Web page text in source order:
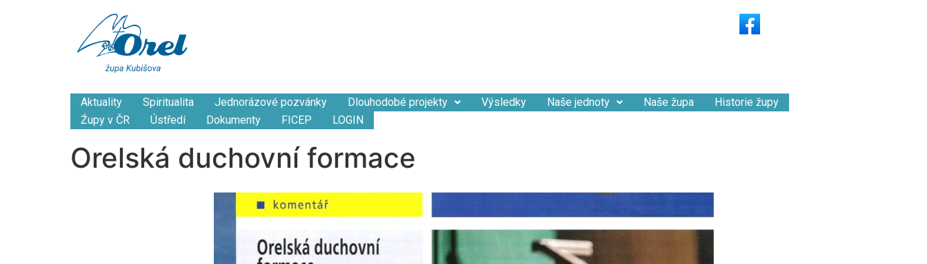
Aktuality Spiritualita Jednorázové pozvánky Dlouhodobé projekty Výsledky Naše jednoty Naše župa
Historie župy
Źupy v ČR
Ústředí Dokumenty FICEP LOGIN
Orelská duchovní formace